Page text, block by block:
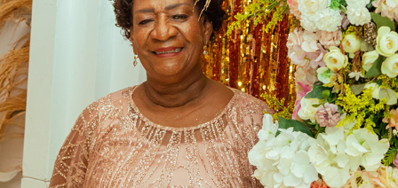
70 Nuri del Carmen